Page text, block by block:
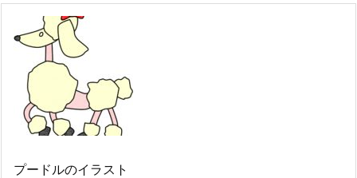
プードルのイラスト